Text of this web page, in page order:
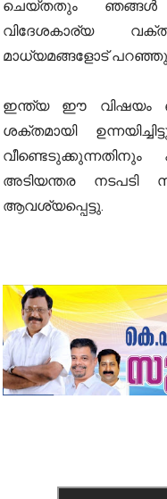
ചെയ്തതും ഞങ്ങൾ
വിദേശകാര്യ
മാധ്യമങ്ങളോട്
ഇന്ത്യ ഈ വിഷയം
ശക്തമായി
വീണ്ടെടുക്കുന്നതിനും
അടിയന്തര നടപടി
ആവശ്യപ്പെട്ടു.